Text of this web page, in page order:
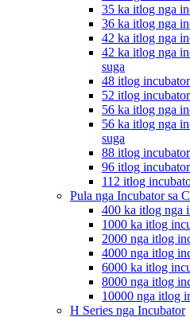
35 ka itlog nga
36 ka itlog nga
42 ka itlog nga
42 ka itlog nga
suga
48 itlog incubator
52 itlog incubator
56 ka itlog nga
56 ka itlog nga
suga
88 itlog incubator
96 itlog incubator
112 itlog
Pula nga Incubator sa
400 ka itlog nga
1000 ka itlog
2000 nga itlog
4000 nga itlog
6000 ka itlog
8000 nga itlog
10000 nga itlog
H Series nga Incubator